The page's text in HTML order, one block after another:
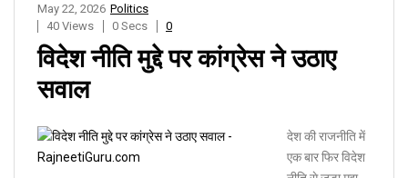
Politics
May 22, 2026
40 Views
0 Secs 0
विदेश नीति मुद्दे पर कांग्रेस ने उठाए
सवाल
देश की राजनीति में
एक बार फिर विदेश